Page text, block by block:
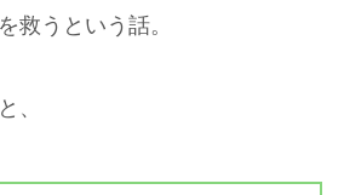
救うという話。
、